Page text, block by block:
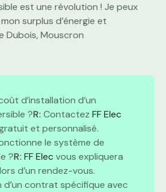
est une révolution ! Je peux
surplus d’énergie et
Dubois, Mouscron
d’installation d’un
?R: Contactez FF Elec
et personnalisé.
le système de
?R: FF Elecvous expliquera
d’un rendez-vous.
d’un contrat spécifique avec